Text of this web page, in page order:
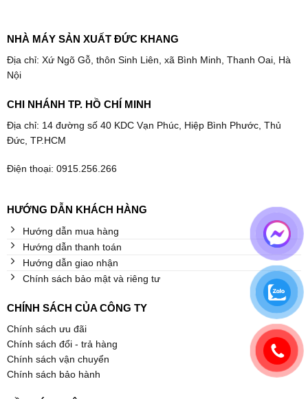
NHÀ MÁY SẢN XUẤT ĐỨC KHANG
Địa chỉ: Xứ Ngõ Gỗ, thôn Sinh Liên, xã Bình Minh, Thanh Oai, Hà
Nội
CHI NHÁNH TP. HỒ CHÍ MINH
Địa chỉ: 14 đường số 40 KDC Vạn Phúc, Hiệp Bình Phước, Thủ
Đức, TP.HCM
Điện thoại: 0915.256.266
HƯỚNG DẪN KHÁCH HÀNG
Hướng dẫn mua hàng
Hướng dẫn thanh toán
Hướng dẫn giao nhận
Chính sách bảo mật và riêng tư
CHÍNH SÁCH CỦA CÔNG TY
Chính sách ưu đãi
Chính sách đổi - trả hàng
Chính sách vận chuyển
Chính sách bảo hành